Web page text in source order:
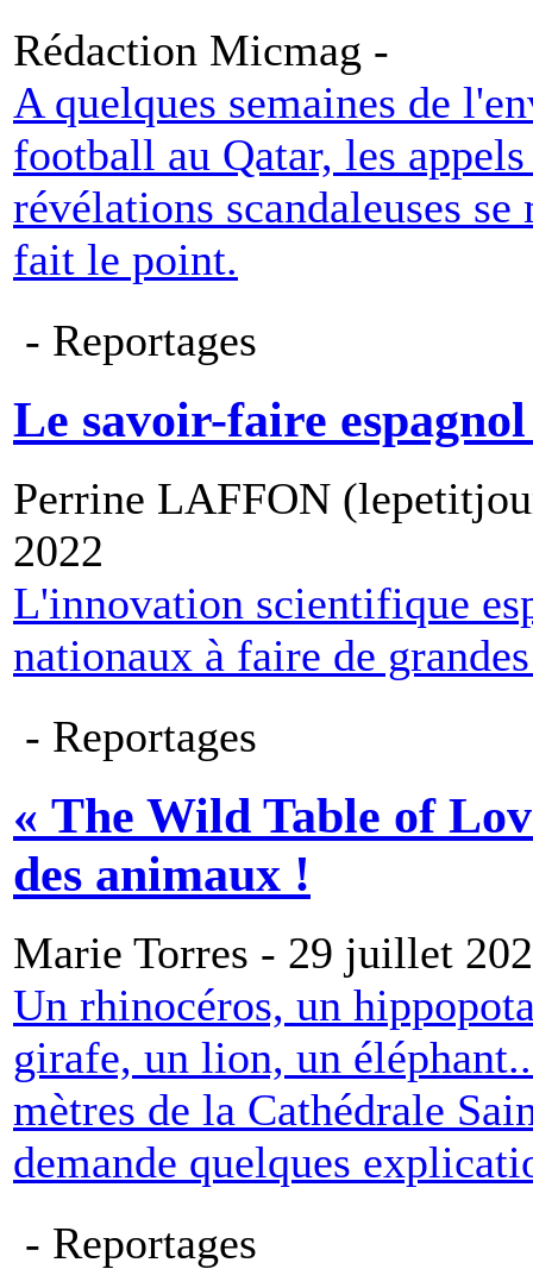
Rédaction Micmag -
A quelques semaines de
football au Qatar, les
révélations scandaleuses
fait le point.
- Reportages
Le savoir-faire
Perrine LAFFON
2022
L'innovation scientifique
nationaux à faire de
- Reportages
« The Wild Table of
des animaux !
Marie Torres - 29 juillet
Un rhinocéros, un
girafe, un lion, un
mètres de la Cathédrale
demande quelques
- Reportages